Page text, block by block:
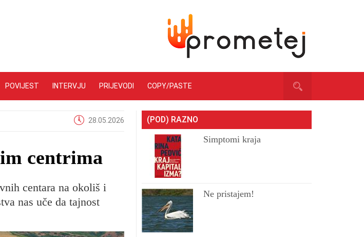
POVIJEST INTERVJU PRIJEVODI COPY/PASTE
28.05.2026
centrima
centara na okoliš i
nas uče da tajnost
(POD) RAZNO
Simptomi kraja
Ne pristajem!